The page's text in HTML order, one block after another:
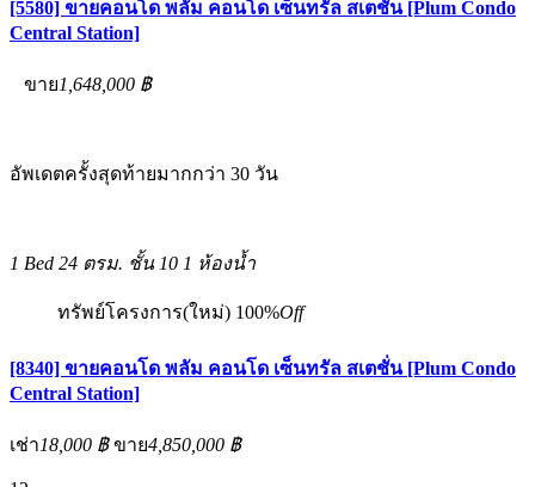
[5580] ขายคอนโด พลัม คอนโด เซ็นทรัล สเตชั่น [Plum Condo
Central Station]
ขาย1,648,000 ฿
อัพเดตครั้งสุดท้ายมากกว่า 30 วัน
1 Bed 24 ตรม. ชั้น 10 1 ห้องน้ำ
ทรัพย์โครงการ(ใหม่) 100%Off
[8340] ขายคอนโด พลัม คอนโด เซ็นทรัล สเตชั่น [Plum Condo
Central Station]
เช่า18,000 ฿ ขาย4,850,000 ฿